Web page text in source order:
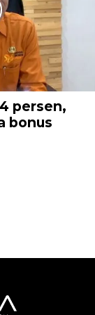
persen,
bonus